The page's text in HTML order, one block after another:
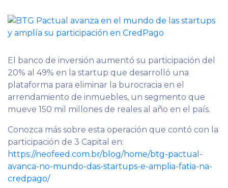
El banco de inversión aumentó su participación del
20% al 49% en la startup que desarrolló una
plataforma para eliminar la burocracia en el
arrendamiento de inmuebles, un segmento que
mueve 150 mil millones de reales al año en el país.
Conozca más sobre esta operación que contó con la
participación de 3 Capital en:
https://neofeed.com.br/blog/home/btg-pactual-
avanca-no-mundo-das-startups-e-amplia-fatia-na-
credpago/